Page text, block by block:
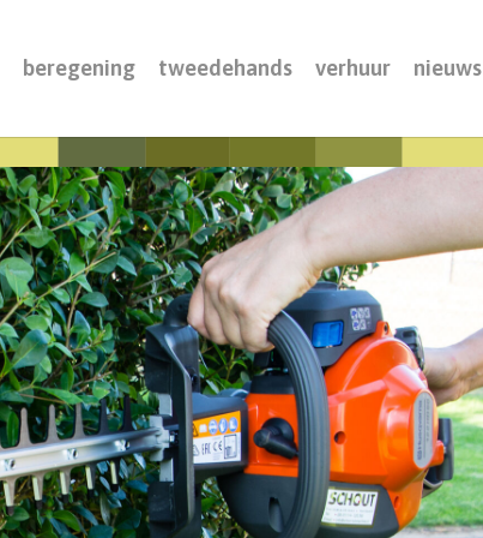
beregening tweedehands verhuur nieuws